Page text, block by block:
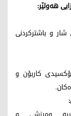
هەولێر:
و باشترکردنی
کاربۆن و